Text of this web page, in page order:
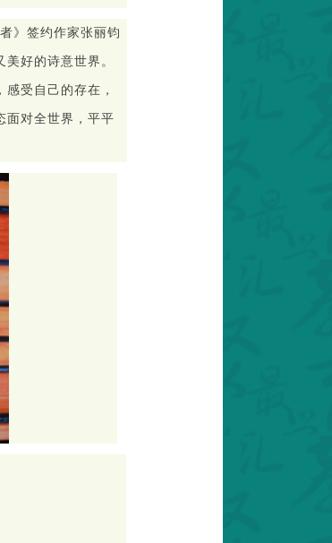
》签约作家张丽钧
好的诗意世界。
受自己的存在，
面对全世界，平平